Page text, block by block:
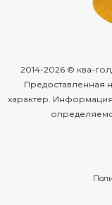
2014-2026 © ква-
Предоставленная
характер.